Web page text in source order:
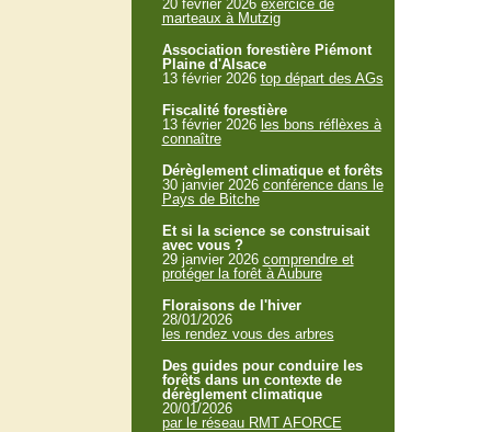
20 février 2026 exercice de
marteaux à Mutzig
Association forestière Piémont
Plaine d'Alsace
13 février 2026 top départ des AGs
Fiscalité forestière
13 février 2026 les bons réflèxes à
connaître
Dérèglement climatique et forêts
30 janvier 2026 conférence dans le
Pays de Bitche
Et si la science se construisait
avec vous ?
29 janvier 2026 comprendre et
protéger la forêt à Aubure
Floraisons de l'hiver
28/01/2026
les rendez vous des arbres
Des guides pour conduire les
forêts dans un contexte de
dérèglement climatique
20/01/2026
par le réseau RMT AFORCE